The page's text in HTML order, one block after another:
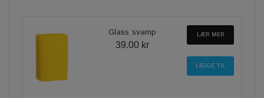
Glass svamp
39.00 kr
LÆR MER